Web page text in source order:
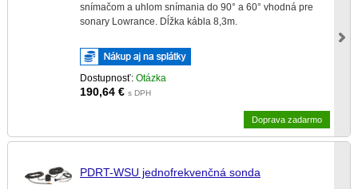
snímačom a uhlom snímania do 90° a 60° vhodná pre
sonary Lowrance. Dĺžka kábla 8,3m.
Dostupnosť:Otázka
190,64 € s DPH
Doprava zadarmo
PDRT-WSU jednofrekvenčná sonda